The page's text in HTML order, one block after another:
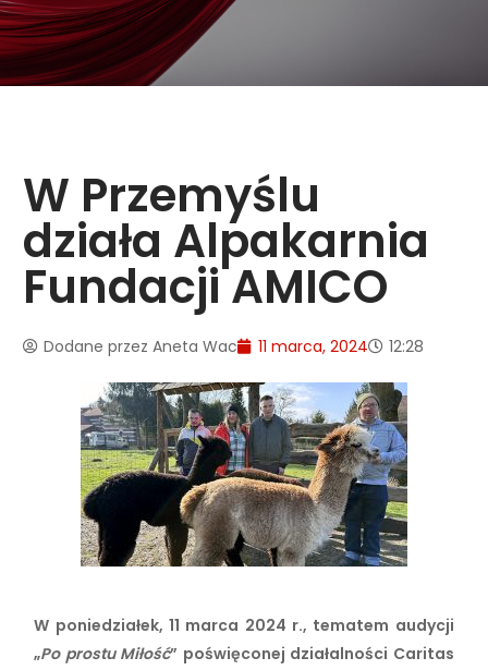
W Przemyślu
działa Alpakarnia
Fundacji AMICO
Dodane przez Aneta Wac 11 marca, 2024 12:28
W poniedziałek, 11 marca 2024 r., tematem audycji
„Po prostu Miłość” poświęconej działalności Caritas